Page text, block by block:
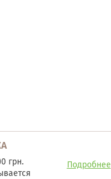
грн.
Подробнее